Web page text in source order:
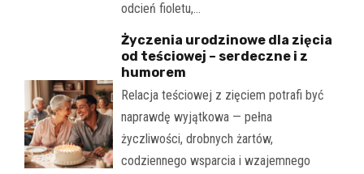
odcień fioletu,…
Życzenia urodzinowe dla zięcia
od teściowej – serdeczne i z
humorem
Relacja teściowej z zięciem potrafi być
naprawdę wyjątkowa — pełna
życzliwości, drobnych żartów,
codziennego wsparcia i wzajemnego